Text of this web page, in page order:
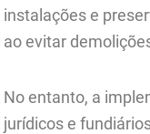
instalações e
ao evitar
No entanto, a
jurídicos e